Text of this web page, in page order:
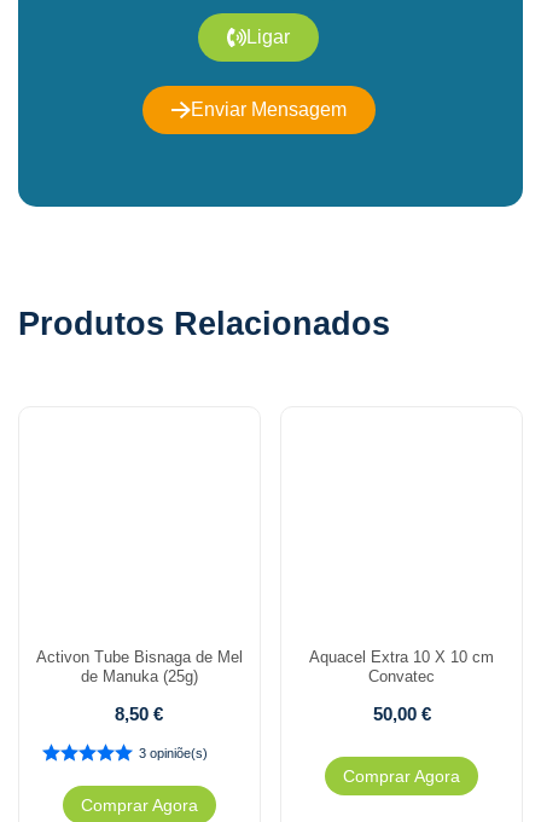
Ligar
Enviar Mensagem
Produtos Relacionados
Activon Tube Bisnaga de Mel
de Manuka (25g)
8,50€
3 opiniõe(s)
Comprar Agora
Aquacel Extra 10 X 10 cm
Convatec
50,00 €
Comprar Agora